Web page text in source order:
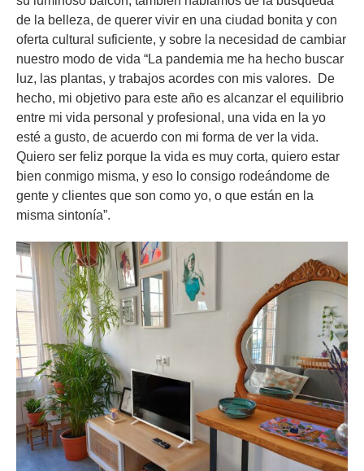
de la belleza, de querer vivir en una ciudad bonita y con
oferta cultural suficiente, y sobre la necesidad de cambiar
nuestro modo de vida “La pandemia me ha hecho buscar
luz, las plantas, y trabajos acordes con mis valores. De
hecho, mi objetivo para este año es alcanzar el equilibrio
entre mi vida personal y profesional, una vida en la yo
esté a gusto, de acuerdo con mi forma de ver la vida.
Quiero ser feliz porque la vida es muy corta, quiero estar
bien conmigo misma, y eso lo consigo rodeándome de
gente y clientes que son como yo, o que están en la
misma sintonía”.